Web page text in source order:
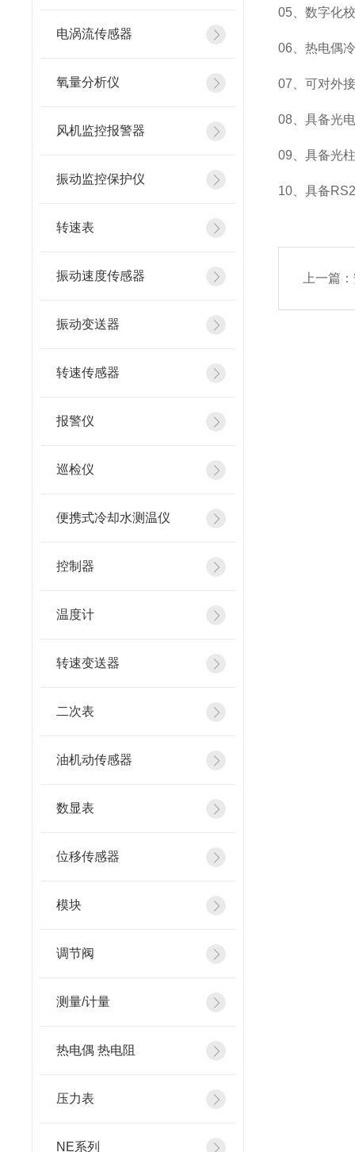
电涡流传感器
氧量分析仪
风机监控报警器
振动监控保护仪
转速表
振动速度传感器
振动变送器
转速传感器
报警仪
巡检仪
便携式冷却水测温仪
控制器
温度计
转速变送器
二次表
油机动传感器
数显表
位移传感器
模块
调节阀
测量/计量
热电偶 热电阻
压力表
NE系列
05、数字化
06、热电偶
07、可对外
08、具备光
09、具备光
10、具备
上一篇：